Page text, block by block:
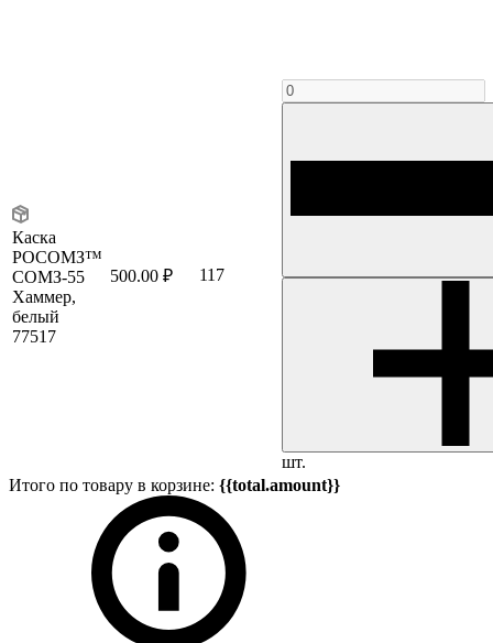
Каска
РОСОМЗ™
СОМЗ-55
Хаммер,
белый
77517
500.00 ₽ 117
шт.
Итого по товару в корзине: {{total.amount}}